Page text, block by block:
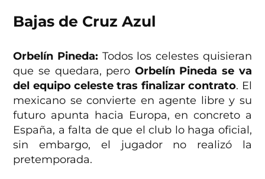
Bajas de Cruz Azul
Orbelín Pineda: Todos los celestes quisieran
que se quedara, pero Orbelín Pineda se va
del equipo celeste tras finalizar contrato. El
mexicano se convierte en agente libre y su
futuro apunta hacia Europa, en concreto a
España, a falta de que el club lo haga oficial,
sin embargo, el jugador no realizó la
pretemporada.